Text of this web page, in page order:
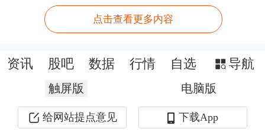
出发，我们建议实业继续保持当下状
态，切勿盲目扩张重蹈覆辙。
估值上，板块整体估值落在2026年预期
业绩的PE估值18-40倍之间，高估值的
板块有：燃机、AIDC电力设备、燃气
点击查看更多内容
资讯 股吧 数据 行情 自选 导航
触屏版 电脑版
给网站提点意见 下载App